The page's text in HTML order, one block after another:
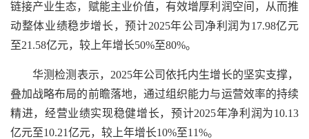
链接产业生态，赋能主业价值，有效增厚利润空间，从而推
动整体业绩稳步增长，预计2025年公司净利润为17.98亿元
至21.58亿元，较上年增长50%至80%。
华测检测表示，2025年公司依托内生增长的坚实支撑，
叠加战略布局的前瞻落地，通过组织能力与运营效率的持续
精进，经营业绩实现稳健增长，预计2025年净利润为10.13
亿元至10.21亿元，较上年增长10%至11%。